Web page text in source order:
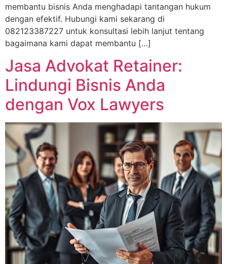
membantu bisnis Anda menghadapi tantangan hukum
dengan efektif. Hubungi kami sekarang di
082123387227 untuk konsultasi lebih lanjut tentang
bagaimana kami dapat membantu […]
Jasa Advokat Retainer:
Lindungi Bisnis Anda
dengan Vox Lawyers